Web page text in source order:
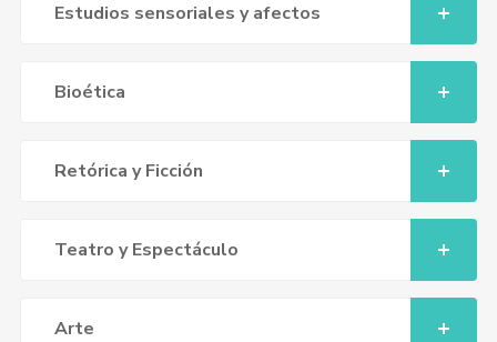
Estudios sensoriales y afectos
Bioética
Retórica y Ficción
Teatro y Espectáculo
Arte